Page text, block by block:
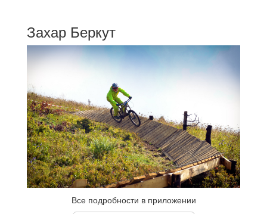
Захар Беркут
Все подробности в приложении